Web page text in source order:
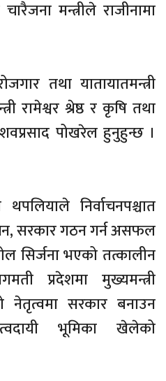
मन्त्रीले राजीनामा
तथा यातायातमन्त्री
रामेश्वर श्रेष्ठ र कृषि तथा
पोखरेल हुनुहुन्छ ।
निर्वाचनपश्चात
सरकार गठन गर्न असफल
सिर्जना भएको तत्कालीन
प्रदेशमा मुख्यमन्त्री
नेतृत्वमा सरकार बनाउन
भूमिका खेलेको